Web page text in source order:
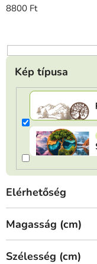
r
n
d
8800 Ft
Kép típusa
Elérhetőség
Magasság (cm)
Szélesség (cm)